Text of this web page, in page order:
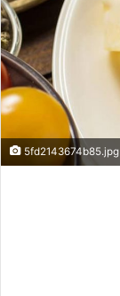
5fd2143674b85.jpg